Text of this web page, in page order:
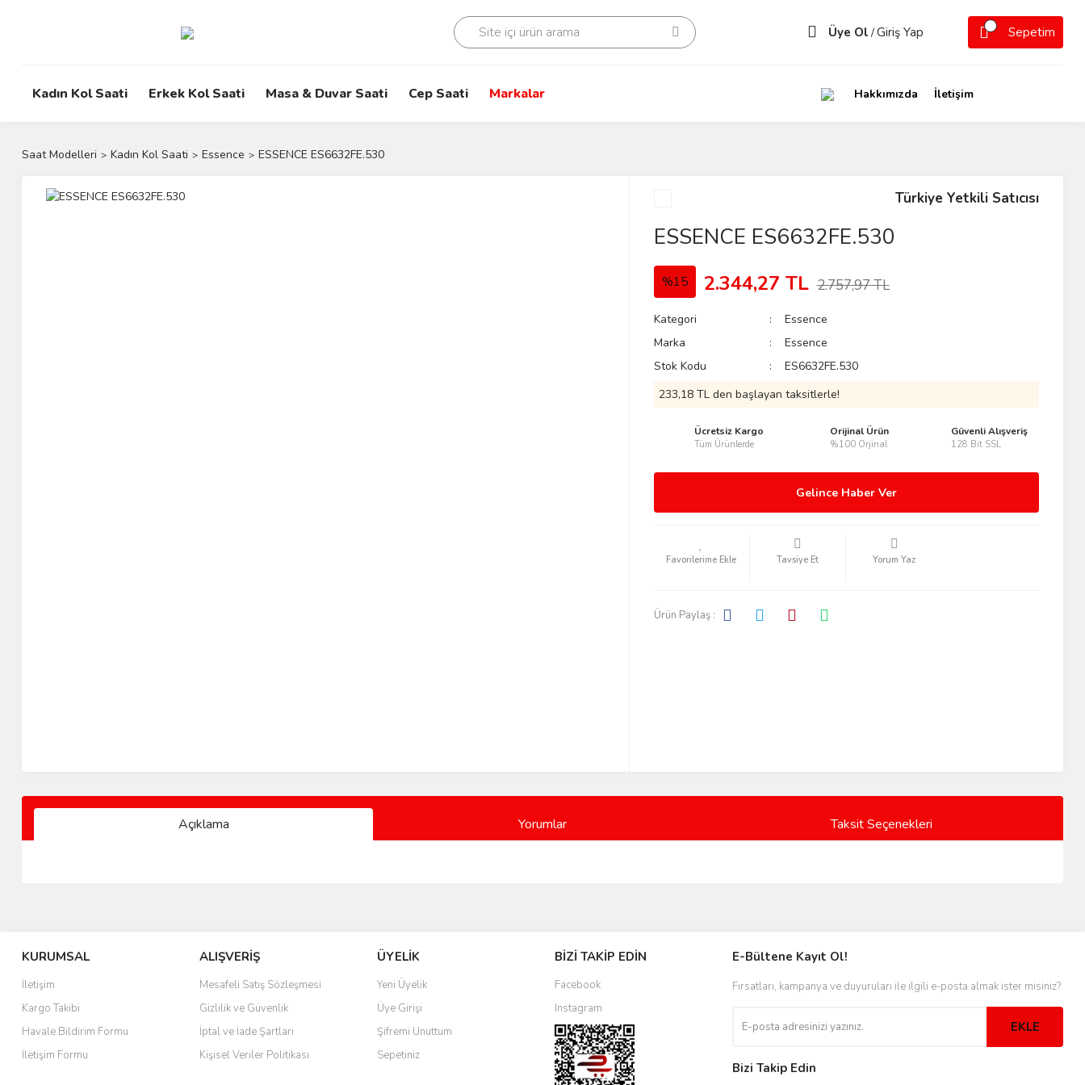
Üye Ol /Giriş Yap Sepetim
Kadın Kol Saati Erkek Kol Saati Masa & Duvar Saati Cep Saati Markalar Hakkımızda İletişim
Saat Modelleri Kadın Kol Saati Essence ESSENCE ES6632FE.530
Türkiye Yetkili Satıcısı
ESSENCE ES6632FE.530
%15 2.344,27 TL 2.757,97 TL
Kategori
Essence
Marka
Essence
Stok Kodu
ES6632FE.530
233,18 TL den başlayan taksitlerle!
Ücretsiz Kargo
Tüm Ürünlerde
Orijinal Ürün
%100 Orjinal
Güvenli Alışveriş
128 Bit SSL
Gelince Haber Ver
Tavsiye Et Yorum Yaz
Ürün Paylaş :
Açıklama Yorumlar Taksit Seçenekleri
KURUMSAL
İletişim
Kargo Takibi
Havale Bildirim Formu
İletişim Formu
ALIŞVERİŞ
Mesafeli Satış Sözleşmesi
Gizlilik ve Güvenlik
İptal ve İade Şartları
Kişisel Veriler Politikası
ÜYELİK
Yeni Üyelik
Üye Girişi
Şifremi Unuttum
Sepetiniz
BİZİ TAKİP EDİN
Facebook
Instagram
E-Bültene Kayıt Ol!
Fırsatları, kampanya ve duyuruları ile ilgili e-posta almak ister misiniz?
EKLE
Bizi Takip Edin